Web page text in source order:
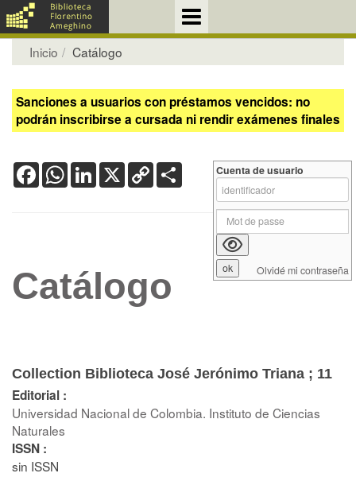
Inicio Catálogo
Sanciones a usuarios con préstamos vencidos: no
podrán inscribirse a cursada ni rendir exámenes finales
FacebookWhatsApp
LinkedIn
X Copy
Link
Catálogo
Collection Biblioteca José Jerónimo Triana ; 11
Editorial :
Universidad Nacional de Colombia. Instituto de Ciencias
Naturales
ISSN :
sin ISSN
Cuenta de usuario
Olvidé mi contraseña